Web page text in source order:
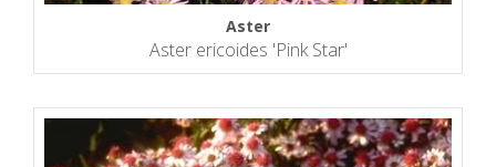
Aster
Aster ericoides 'Pink Star'